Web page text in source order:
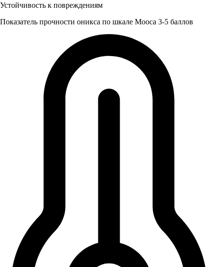
Устойчивость к повреждениям
Показатель прочности оникса по шкале Мооса 3-5 баллов